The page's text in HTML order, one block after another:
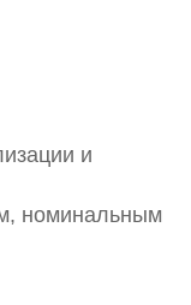
и
номинальным